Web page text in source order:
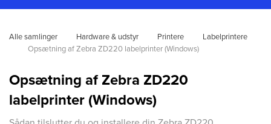
Alle samlinger Hardware & udstyr Printere
Labelprintere
Opsætning af Zebra ZD220 labelprinter (Windows)
Opsætning af Zebra ZD220
labelprinter (Windows)